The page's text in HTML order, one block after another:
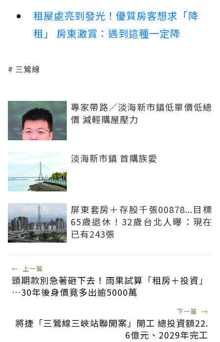
租屋處亮到發光！優質房客想求「降
租」 房東激賞：遇到這種一定降
三鶯線
專家帶路／淡海新市鎮低單價低總
價 減輕購屋壓力
淡海新市鎮 首購族愛
屏東套房＋存股千張00878...目標
65歲退休！32歲台北人曝：現在
已有243張
← 上一篇
頭期款別急著砸下去！雨果試算「租房＋投資」
…30年後身價竟多出逾5000萬
下一篇 →
將捷「三鶯線三峽站聯開案」開工 總投資額22.
6億元、2029年完工